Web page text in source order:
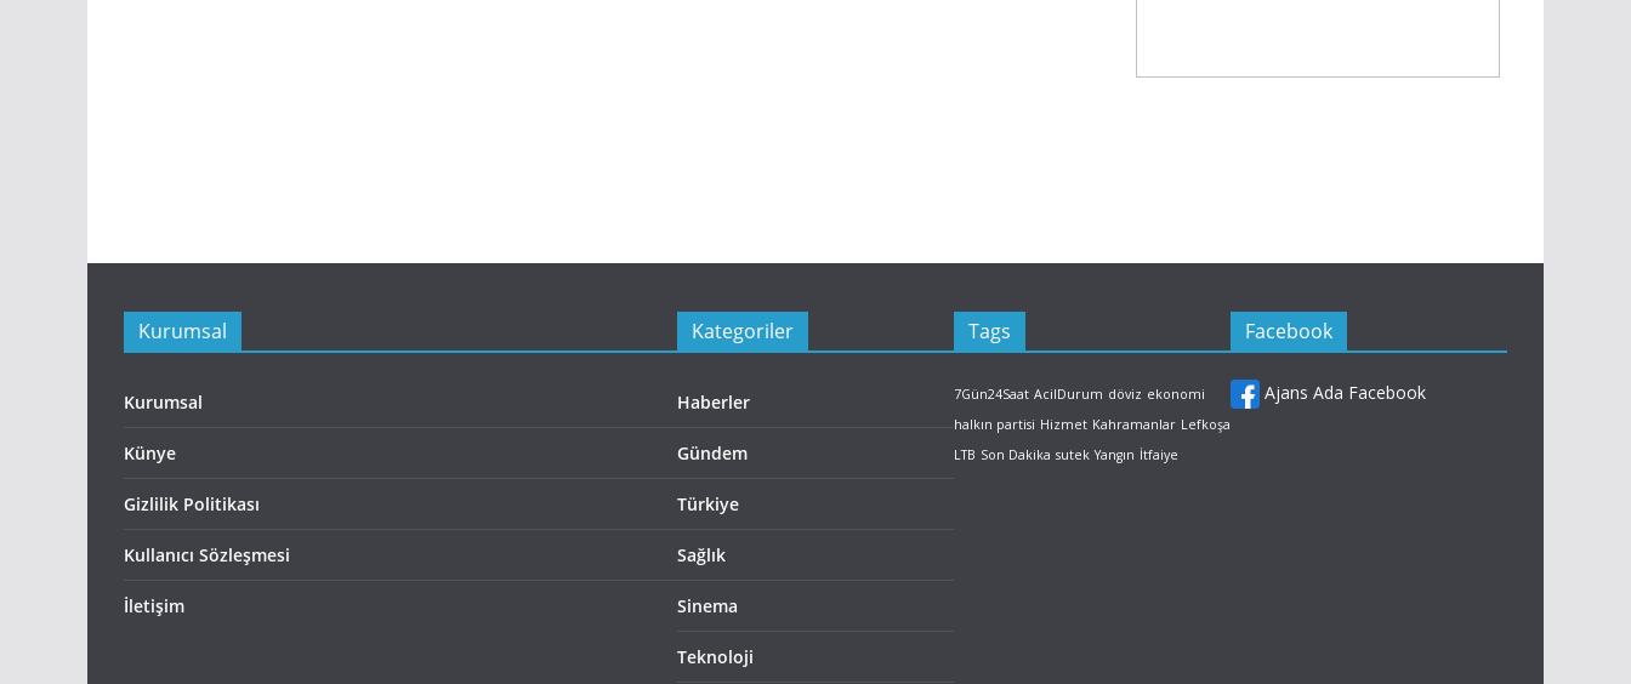
Kurumsal
Kurumsal
Künye
Gizlilik Politikası
Kullanıcı Sözleşmesi
İletişim
Kategoriler
Haberler
Gündem
Türkiye
Sağlık
Sinema
Teknoloji
Tags
7Gün24Saat AcilDurum döviz ekonomi
halkın partisi Hizmet Kahramanlar Lefkoşa
LTB Son Dakika sutek Yangın İtfaiye
Facebook
Ajans Ada Facebook